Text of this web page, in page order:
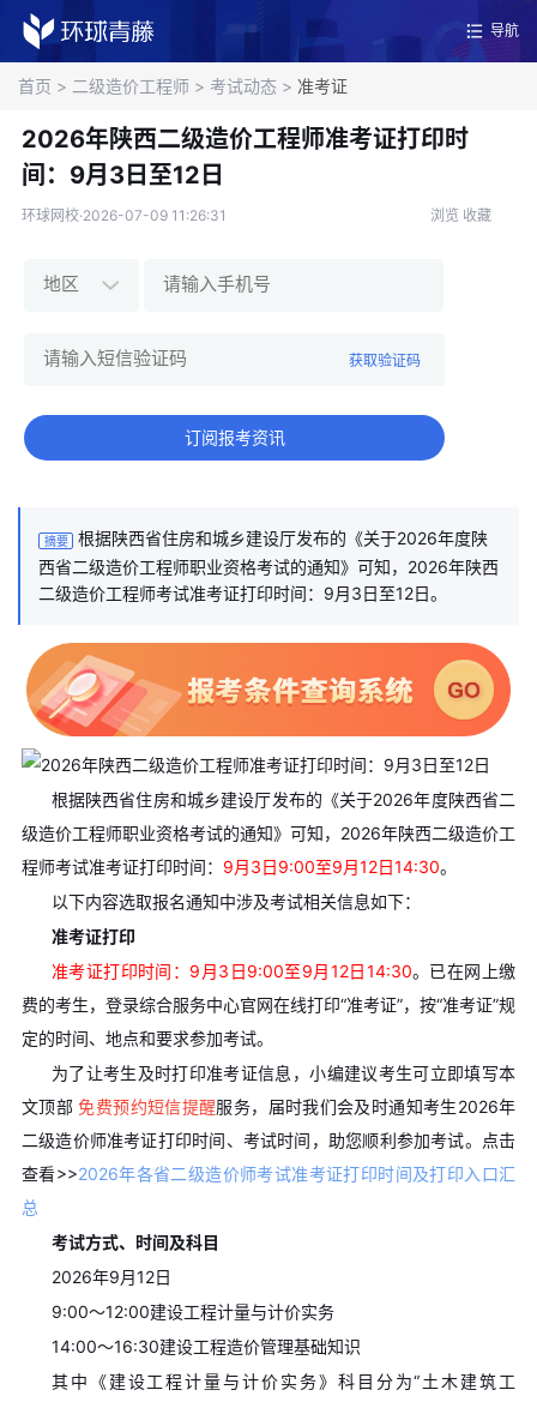
导航
首页 > 二级造价工程师 > 考试动态 > 准考证
2026年陕西二级造价工程师准考证打印时
间：9月3日至12日
环球网校·2026-07-09 11:26:31 浏览 收藏
获取验证码
订阅报考资讯
摘要
根据陕西省住房和城乡建设厅发布的《关于2026年度陕
西省二级造价工程师职业资格考试的通知》可知，2026年陕西
二级造价工程师考试准考证打印时间：9月3日至12日。
根据陕西省住房和城乡建设厅发布的《关于2026年度陕西省二
级造价工程师职业资格考试的通知》可知，2026年陕西二级造价工
程师考试准考证打印时间： 9月3日9:00至9月12日14:30。
以下内容选取报名通知中涉及考试相关信息如下：
准考证打印
准考证打印时间： 9月3日9:00至9月12日14:30。已在网上缴
费的考生，登录综合服务中心官网在线打印“准考证”，按“准考证”规
定的时间、地点和要求参加考试。
为了让考生及时打印准考证信息，小编建议考生可立即填写本
文顶部 免费预约短信提醒服务，届时我们会及时通知考生2026年
二级造价师准考证打印时间、考试时间，助您顺利参加考试。
点击
查看>>2026年各省二级造价师考试准考证打印时间及打印入口汇
总
考试方式、时间及科目
2026年9月12日
9:00～12:00建设工程计量与计价实务
14:00～16:30建设工程造价管理基础知识
其中《建设工程计量与计价实务》科目分为“土木建筑工